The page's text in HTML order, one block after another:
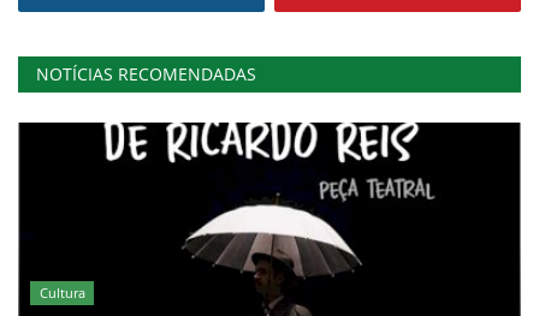
NOTÍCIAS RECOMENDADAS
Cultura